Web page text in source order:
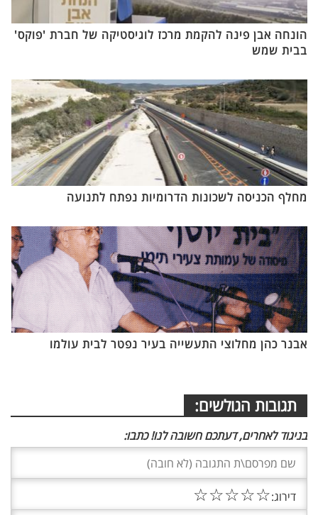
הונחה אבן פינה להקמת מרכז לוגיסטיקה של חברת 'פוקס'
בבית שמש
מחלף הכניסה לשכונות הדרומיות נפתח לתנועה
אבנר כהן מחלוצי התעשייה בעיר נפטר לבית עולמו
תגובות הגולשים:
בניגוד לאחרים, דעתכם חשובה לנו! כתבו:
דירוג:☆
☆
☆
☆
☆